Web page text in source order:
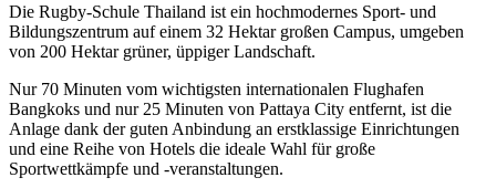
Die Rugby-Schule Thailand ist ein hochmodernes Sport- und
Bildungszentrum auf einem 32 Hektar großen Campus, umgeben
von 200 Hektar grüner, üppiger Landschaft.
Nur 70 Minuten vom wichtigsten internationalen Flughafen
Bangkoks und nur 25 Minuten von Pattaya City entfernt, ist die
Anlage dank der guten Anbindung an erstklassige Einrichtungen
und eine Reihe von Hotels die ideale Wahl für große
Sportwettkämpfe und -veranstaltungen.